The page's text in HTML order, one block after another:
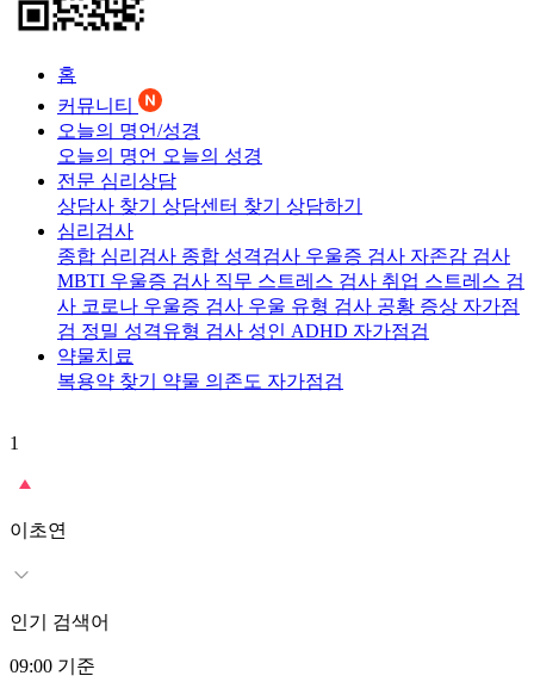
홈
커뮤니티
오늘의 명언/성경
오늘의 명언 오늘의 성경
전문 심리상담
상담사 찾기 상담센터 찾기 상담하기
심리검사
종합 심리검사 종합 성격검사 우울증 검사 자존감 검사
MBTI 우울증 검사 직무 스트레스 검사 취업 스트레스 검
사 코로나 우울증 검사 우울 유형 검사 공황 증상 자가점
검 정밀 성격유형 검사 성인 ADHD 자가점검
약물치료
복용약 찾기 약물 의존도 자가점검
1
이초연
인기 검색어
09:00 기준